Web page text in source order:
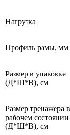
Нагрузка
Профиль рамы, мм
Размер в упаковке
(Д*Ш*В), см
Размер тренажера в
рабочем состоянии
(Д*Ш*В), см